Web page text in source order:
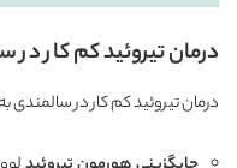
درمان تیروئید کم کار در
درمان تیروئید کم کار در سالمندی